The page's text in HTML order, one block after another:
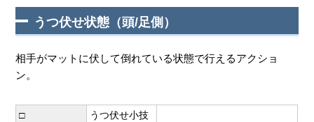
うつ伏せ状態（頭/足側）
相手がマットに伏して倒れている状態で行えるアクショ
ン。
□
うつ伏せ小技